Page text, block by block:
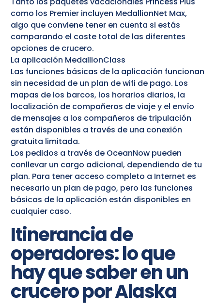
como los Premier incluyen MedallionNet Max,
algo que conviene tener en cuenta si estás
comparando el coste total de las diferentes
opciones de crucero.
La aplicación MedallionClass
Las funciones básicas de la aplicación funcionan
sin necesidad de un plan de wifi de pago. Los
mapas de los barcos, los horarios diarios, la
localización de compañeros de viaje y el envío
de mensajes a los compañeros de tripulación
están disponibles a través de una conexión
gratuita limitada.
Los pedidos a través de OceanNow pueden
conllevar un cargo adicional, dependiendo de tu
plan. Para tener acceso completo a Internet es
necesario un plan de pago, pero las funciones
básicas de la aplicación están disponibles en
cualquier caso.
Itinerancia de
operadores: lo que
hay que saber en un
crucero por Alaska